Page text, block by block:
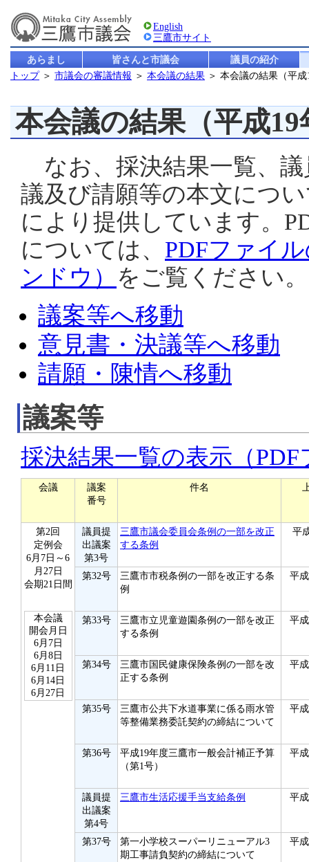
English
三鷹市サイト
あらまし 皆さんと市議会
議員の紹介
トップ＞ 市議会の審議情報 ＞ 本会議の結果 ＞ 本会議の結果（平
本会議の結果（平成
なお、採決結果一覧、議
議及び請願等の本文につ
により提供しています。
については、 PDFファイ
ンドウ）
をご覧ください。
議案等へ移動
意見書・決議等へ移動
請願・陳情へ移動
議案等
採決結果一覧の表示（
会議
議案
番号
件名
第2回
定例会
6月7日～6
月27日
会期21日間
本会議
開会月日
6月7日
6月8日
6月11日
6月14日
6月27日
議員提
出議案
第3号
三鷹市議会委員会条例の一部を改正
する条例
平
第32号
三鷹市市税条例の一部を改正する条
例
平
第33号
三鷹市立児童遊園条例の一部を改正
する条例
平
第34号
三鷹市国民健康保険条例の一部を改
正する条例
平
第35号
三鷹市公共下水道事業に係る雨水管
等整備業務委託契約の締結について
平
第36号
平成19年度三鷹市一般会計補正予算
（第1号）
平
議員提
出議案
第4号
三鷹市生活応援手当支給条例 平
第37号
第一小学校スーパーリニューアル3
期工事請負契約の締結について
平